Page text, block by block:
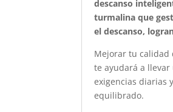
descanso
turmalina que
el descanso,
Mejorar tu calidad
te ayudará a
exigencias diarias
equilibrado.